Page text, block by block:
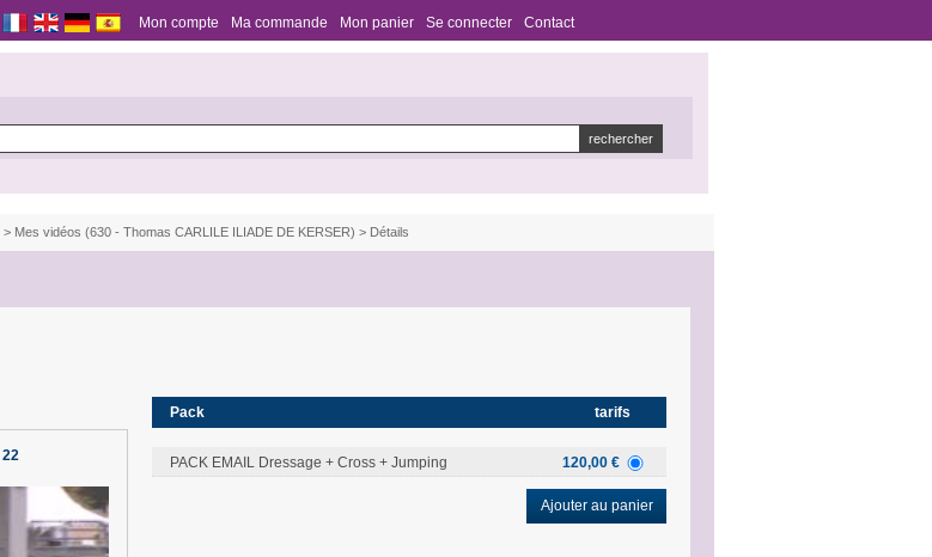
Mon compte Ma commande Mon panier Se connecter Contact
> Mes vidéos (630 - Thomas CARLILE ILIADE DE KERSER) > Détails
22
Pack tarifs
PACK EMAIL Dressage + Cross + Jumping 120,00 €
Ajouter au panier